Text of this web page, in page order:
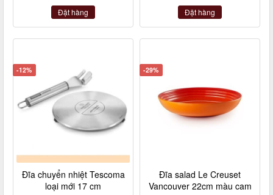
Đặt hàng Đặt hàng
-12%
Đĩa chuyển nhiệt Tescoma
loại mới 17 cm
-29%
Đĩa salad Le Creuset
Vancouver 22cm màu cam